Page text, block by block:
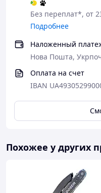
Без переплат*, от
Подробнее
Наложенный
Нова Пошта,
Оплата на счет
IBAN
Похожее у других